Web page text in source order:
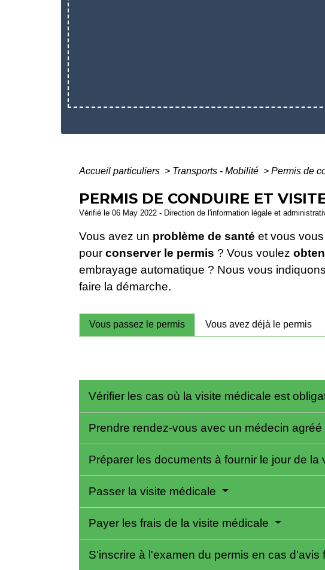
Accueil particuliers > Transports - Mobilité > Permis de
PERMIS DE CONDUIRE ET
Vérifié le 06 May 2022 - Direction de l'information légale et
Vous avez un problème de santé et vous
pour conserverle permis ? Vous voulez
embrayage automatique ? Nous vous
faire la démarche.
Vous passez le permis Vous avez déjà le permis
Vérifier les cas où la visite médicale est
Prendre rendez-vous avec un médecin agréé
Préparer les documents à fournir le jour de la
Passer la visite médicale
Payer les frais de la visite médicale
S'inscrire à l'examen du permis en cas d'avis